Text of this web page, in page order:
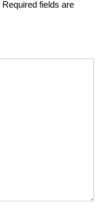
Required fields are